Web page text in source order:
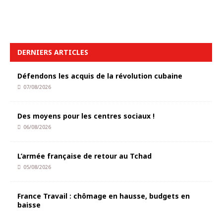
DERNIERS ARTICLES
Défendons les acquis de la révolution cubaine
07/08/2026
Des moyens pour les centres sociaux !
06/08/2026
L’armée française de retour au Tchad
05/08/2026
France Travail : chômage en hausse, budgets en
baisse